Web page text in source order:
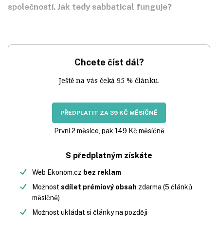
společností. Jak tedy sabbatical funguje?
Chcete číst dál?
Ještě na vás čeká 95 % článku.
PŘEDPLATIT ZA 39 KČ MĚSÍČNĚ
První 2 měsíce, pak 149 Kč měsíčně
S předplatným získáte
Web Ekonom.cz bez reklam
Možnost sdílet prémiový obsah zdarma (5 článků
měsíčně)
Možnost ukládat si články na později